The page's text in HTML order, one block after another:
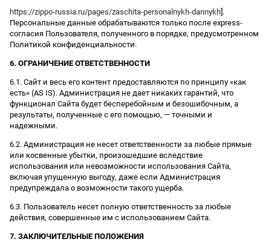
https://zippo-russia.ru/pages/zaschita-personalnykh-dannykh ].
Персональные данные обрабатываются только после express-
согласия Пользователя, полученного в порядке, предусмотренном
Политикой конфиденциальности.
6. ОГРАНИЧЕНИЕ ОТВЕТСТВЕННОСТИ
6.1. Сайт и весь его контент предоставляются по принципу «как
есть» (AS IS). Администрация не дает никаких гарантий, что
функционал Сайта будет бесперебойным и безошибочным, а
результаты, полученные с его помощью, — точными и
надежными.
6.2. Администрация не несет ответственности за любые прямые
или косвенные убытки, произошедшие вследствие
использования или невозможности использования Сайта,
включая упущенную выгоду, даже если Администрация
предупреждала о возможности такого ущерба.
6.3. Пользователь несет полную ответственность за любые
действия, совершенные им с использованием Сайта.
7. ЗАКЛЮЧИТЕЛЬНЫЕ ПОЛОЖЕНИЯ